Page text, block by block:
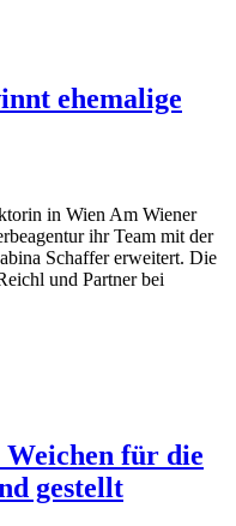
ehemalige
in Wien Am Wiener
ihr Team mit der
Schaffer erweitert. Die
und Partner bei
für die
gestellt